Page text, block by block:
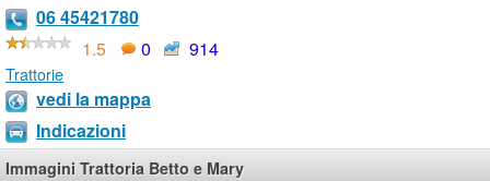
06 45421780
1.5
0 914
Trattorie
vedi la mappa
Indicazioni
Immagini Trattoria Betto e Mary